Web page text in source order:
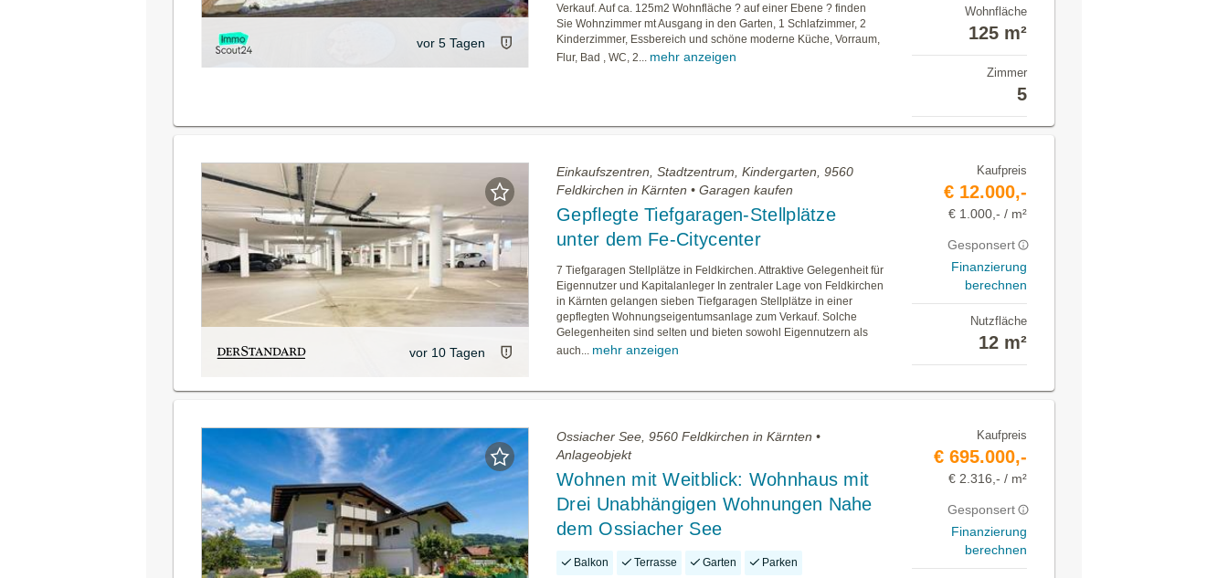
vor 5 Tagen
Verkauf. Auf ca. 125m2 Wohnfläche ? auf einer Ebene ? finden
Sie Wohnzimmer mt Ausgang in den Garten, 1 Schlafzimmer, 2
Kinderzimmer, Essbereich und schöne moderne Küche, Vorraum,
Flur, Bad , WC, 2...
mehr anzeigen
Wohnfläche
125 m²
Zimmer
5
vor 10 Tagen
Einkaufszentren, Stadtzentrum, Kindergarten, 9560
Feldkirchen in Kärnten • Garagen kaufen
Gepflegte Tiefgaragen-Stellplätze
unter dem Fe-Citycenter
7 Tiefgaragen Stellplätze in Feldkirchen. Attraktive Gelegenheit für
Eigennutzer und Kapitalanleger In zentraler Lage von Feldkirchen
in Kärnten gelangen sieben Tiefgaragen Stellplätze in einer
gepflegten Wohnungseigentumsanlage zum Verkauf. Solche
Gelegenheiten sind selten und bieten sowohl Eigennutzern als
auch...
mehr anzeigen
Kaufpreis
€ 12.000,-
€ 1.000,- / m²
Gesponsert
Finanzierung
berechnen
Nutzfläche
12 m²
Ossiacher See, 9560 Feldkirchen in Kärnten •
Anlageobjekt
Wohnen mit Weitblick: Wohnhaus mit
Drei Unabhängigen Wohnungen Nahe
dem Ossiacher See
Balkon Terrasse Garten Parken
Kaufpreis
€ 695.000,-
€ 2.316,- / m²
Gesponsert
Finanzierung
berechnen